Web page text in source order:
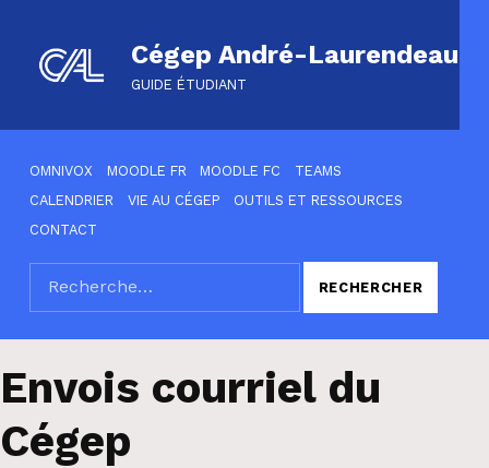
Cégep André-Laurendeau
GUIDE ÉTUDIANT
OMNIVOX
MOODLE FR MOODLE FC
TEAMS
CALENDRIER
VIE AU CÉGEP
OUTILS ET RESSOURCES
CONTACT
SEARCH THE SITE
Rechercher :
Envois courriel du
Cégep